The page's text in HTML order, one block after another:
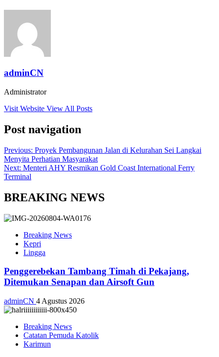
adminCN
Administrator
Visit Website View All Posts
Post navigation
Previous: Proyek Pembangunan Jalan di Kelurahan Sei Langkai
Menyita Perhatian Masyarakat
Next: Menteri AHY Resmikan Gold Coast International Ferry
Terminal
BREAKING NEWS
Breaking News
Kepri
Lingga
Penggerebekan Tambang Timah di Pekajang,
Ditemukan Senapan dan Airsoft Gun
adminCN 4 Agustus 2026
Breaking News
Catatan Pemuda Katolik
Karimun